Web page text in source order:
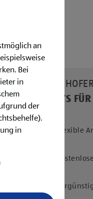
UNSERE
BENEFITS
Flexible
an
Bei
in
der
in